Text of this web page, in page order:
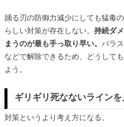
踊る刃の防御力減少にしても猛毒
らしい対策が存在しない。 持続ダ
まうのが最も手っ取り早い。 パラ
などで解除できるため、どうして
よう。
ギリギリ死なないライン
対策というより考え方になる。